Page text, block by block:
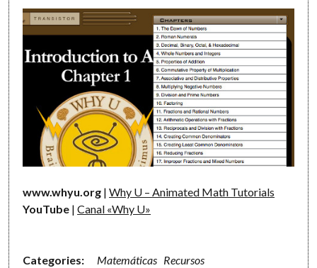
www.whyu.org |Why U – Animated Math Tutorials
YouTube |Canal «Why U»
Categories: Matemáticas Recursos